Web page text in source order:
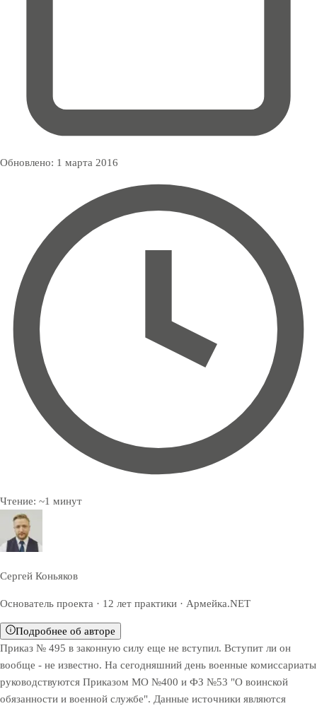
Обновлено: 1 марта 2016
Чтение: ~1 минут
Сергей Коньяков
Основатель проекта · 12 лет практики · Армейка.NET
Подробнее об авторе
Приказ № 495 в законную силу еще не вступил. Вступит ли он
вообще - не известно. На сегодняшний день военные комиссариаты
руководствуются Приказом МО №400 и ФЗ №53 "О воинской
обязанности и военной службе". Данные источники являются